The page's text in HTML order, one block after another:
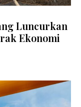
Luncurkan
Ekonomi